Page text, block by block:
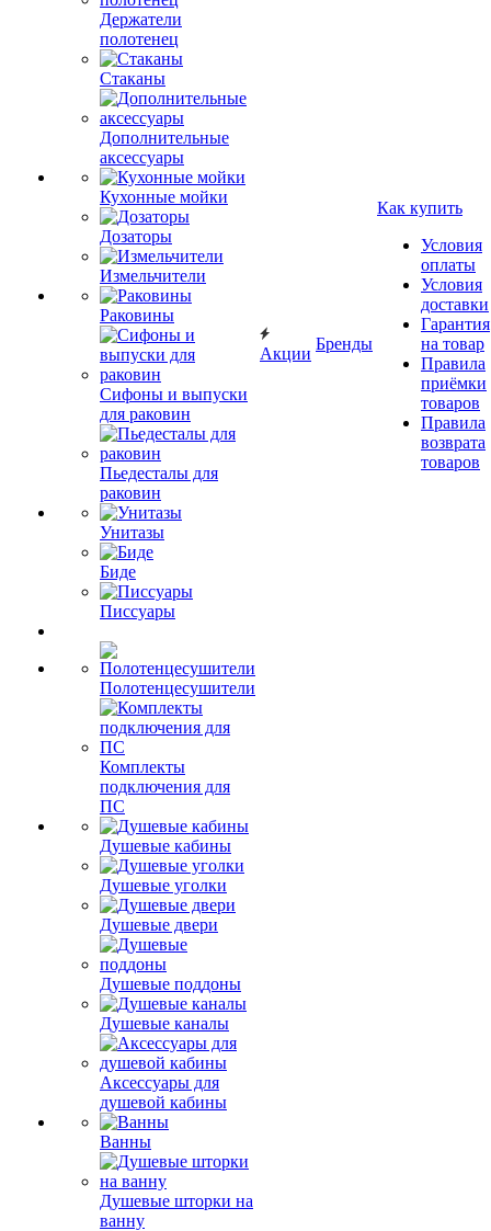
Держатели
полотенец
Стаканы
Дополнительные
аксессуары
Кухонные мойки
Дозаторы
Измельчители
Раковины
Сифоны и выпуски
для раковин
Пьедесталы для
раковин
Унитазы
Биде
Писсуары
Полотенцесушители
Комплекты
подключения для
ПС
Душевые кабины
Душевые уголки
Душевые двери
Душевые поддоны
Душевые каналы
Аксессуары для
душевой кабины
Ванны
Душевые шторки на
ванну
Акции
Бренды
Как купить
Условия
оплаты
Условия
доставки
Гарантия
на товар
Правила
приёмки
товаров
Правила
возврата
товаров